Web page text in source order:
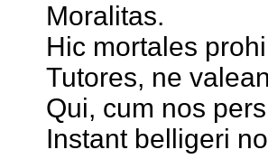
Moralitas.
Hic mortales
Tutores, ne
Qui, cum nos
Instant belligeri